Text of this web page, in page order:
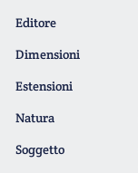
Editore
Dimensioni
Estensioni
Natura
Soggetto